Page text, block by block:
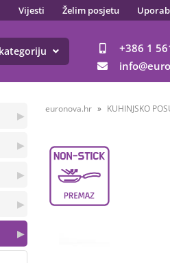
Vijesti Želim posjetu
+386 1
info
▶
▶
▶
▶
▶
euronova.hr KUHINJSKO